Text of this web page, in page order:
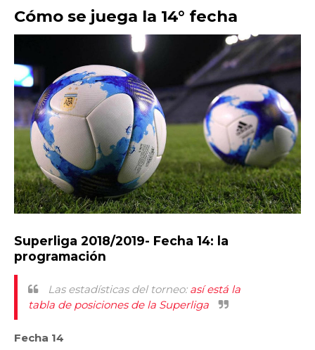
Cómo se juega la 14° fecha
Superliga 2018/2019- Fecha 14: la
programación
Las estadísticas del torneo: así está la
tabla de posiciones de la Superliga
Fecha 14